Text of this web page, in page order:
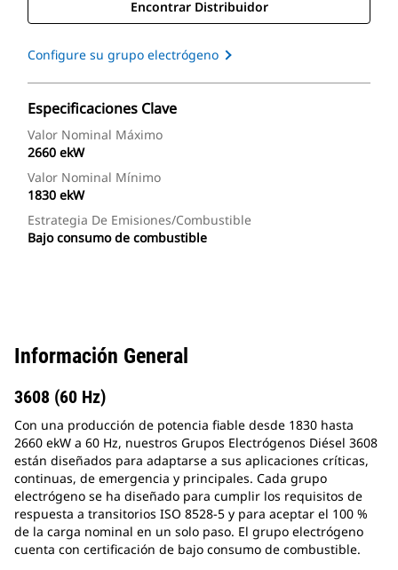
Encontrar Distribuidor
Configure su grupo electrógeno
Especificaciones Clave
Valor Nominal Máximo
2660 ekW
Valor Nominal Mínimo
1830 ekW
Estrategia De Emisiones/combustible
Bajo consumo de combustible
Información General
3608 (60 Hz)
Con una producción de potencia fiable desde 1830 hasta
2660 ekW a 60 Hz, nuestros Grupos Electrógenos Diésel 3608
están diseñados para adaptarse a sus aplicaciones críticas,
continuas, de emergencia y principales. Cada grupo
electrógeno se ha diseñado para cumplir los requisitos de
respuesta a transitorios ISO 8528-5 y para aceptar el 100 %
de la carga nominal en un solo paso. El grupo electrógeno
cuenta con certificación de bajo consumo de combustible.